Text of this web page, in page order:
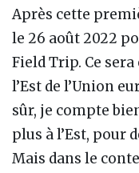
Après cette
le 26 août 2022
Field Trip. Ce
l’Est de l’Union
sûr, je compte
plus à l’Est, pour
Mais dans le